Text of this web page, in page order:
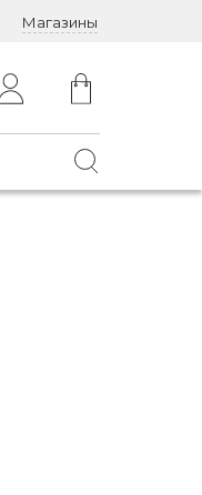
Магазины